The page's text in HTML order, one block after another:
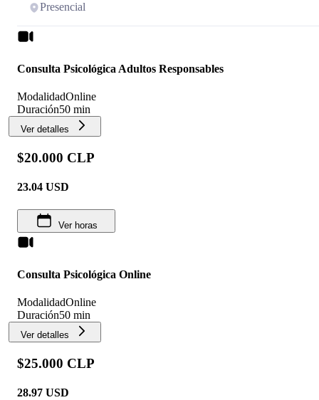
Presencial
Consulta Psicológica Adultos Responsables
ModalidadOnline
Duración50 min
Ver detalles
$20.000 CLP
23.04 USD
Ver horas
Consulta Psicológica Online
ModalidadOnline
Duración50 min
Ver detalles
$25.000 CLP
28.97 USD